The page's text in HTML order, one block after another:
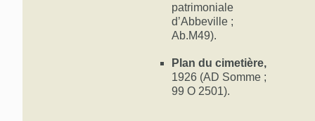
patrimoniale
d’Abbeville ;
Ab.M49).
Plan du cimetière,
1926 (AD Somme ;
99 O 2501).